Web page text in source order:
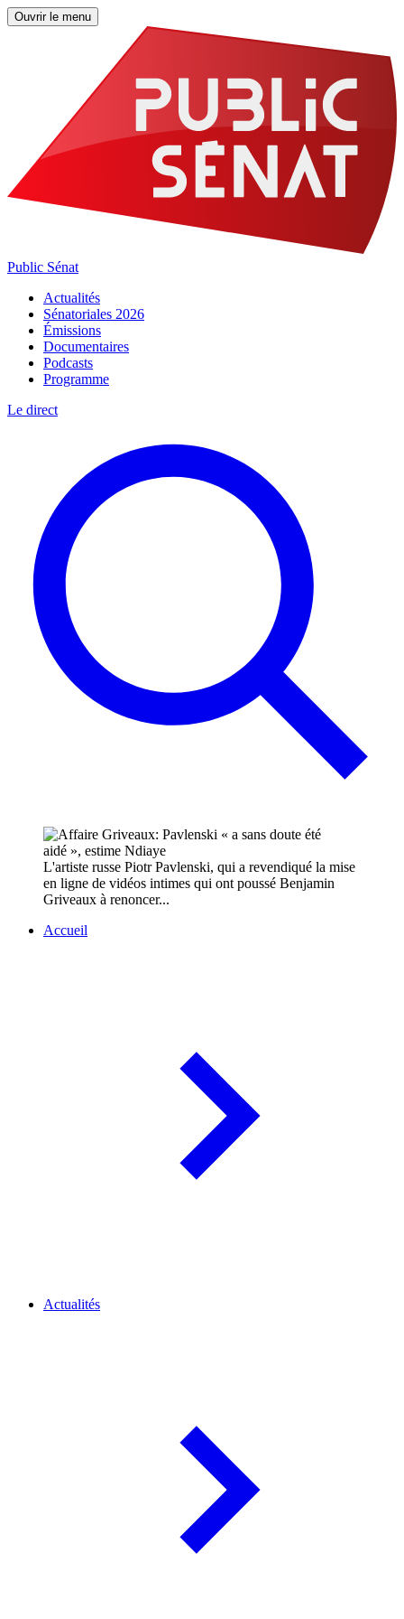
Ouvrir le menu
Public Sénat
Actualités
Sénatoriales 2026
Émissions
Documentaires
Podcasts
Programme
Le direct
L'artiste russe Piotr Pavlenski, qui a revendiqué la mise
en ligne de vidéos intimes qui ont poussé Benjamin
Griveaux à renoncer...
Accueil
Actualités